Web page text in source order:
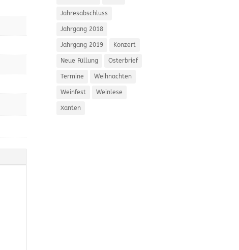
Jahresabschluss
Jahrgang 2018
Jahrgang 2019 Konzert
Neue Füllung Osterbrief
Termine Weihnachten
Weinfest Weinlese
Xanten